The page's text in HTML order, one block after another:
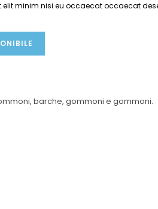
minim nisi eu occaecat occaecat
barche, gommoni e gommoni.